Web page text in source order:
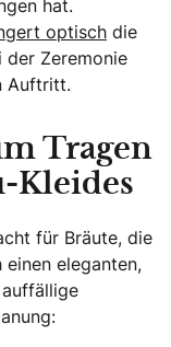
hat.
optisch die
der Zeremonie
Auftritt.
Tragen
Kleides
für Bräute, die
eleganten,